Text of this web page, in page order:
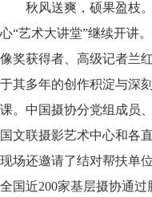
秋风送爽，硕果盈枝
心“艺术大讲堂”继续开讲
像奖获得者、高级记者兰
于其多年的创作积淀与深
课。中国摄协分党组成员
国文联摄影艺术中心和各
现场还邀请了结对帮扶单
全国近200家基层摄协通